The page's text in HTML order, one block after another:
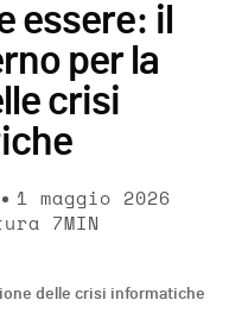
essere: il
per la
crisi
1 maggio 2026
7 MIN
delle crisi informatiche